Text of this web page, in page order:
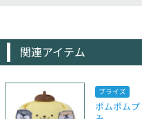
関連アイテム
プライズ
ポムポム